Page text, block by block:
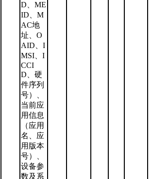
D、ME
ID、M
AC地
址、O
AID、I
MSI、I
CCI
D、硬
件序列
号）、
当前应
用信息
（应用
名、应
用版本
号）、
设备参
数及系